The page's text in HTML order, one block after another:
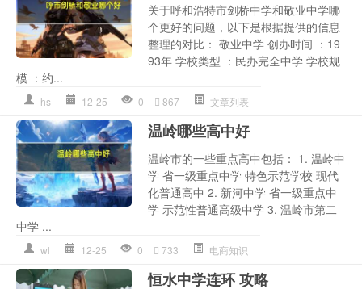
关于呼和浩特市剑桥中学和敬业中学哪
个更好的问题，以下是根据提供的信息
整理的对比： 敬业中学 创办时间 ：19
93年 学校类型 ：民办完全中学 学校规
模 ：约...
hs 12-25 0 867 文章列表
温岭哪些高中好
温岭市的一些重点高中包括： 1. 温岭中
学 省一级重点中学 特色示范学校 现代
化普通高中 2. 新河中学 省一级重点中
学 示范性普通高级中学 3. 温岭市第二
中学 ...
wl 12-25 0 733 电商知识
恒水中学连环 攻略